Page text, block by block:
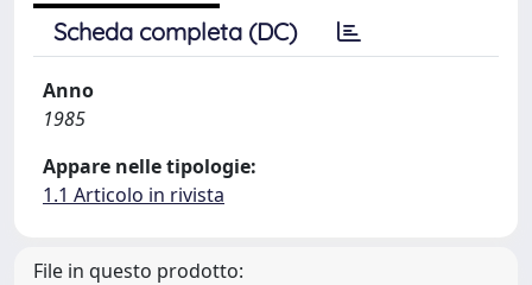
Scheda completa (DC)
Anno
1985
Appare nelle tipologie:
1.1 Articolo in rivista
File in questo prodotto: